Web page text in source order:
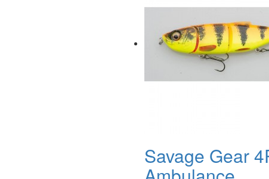
Savage Gear